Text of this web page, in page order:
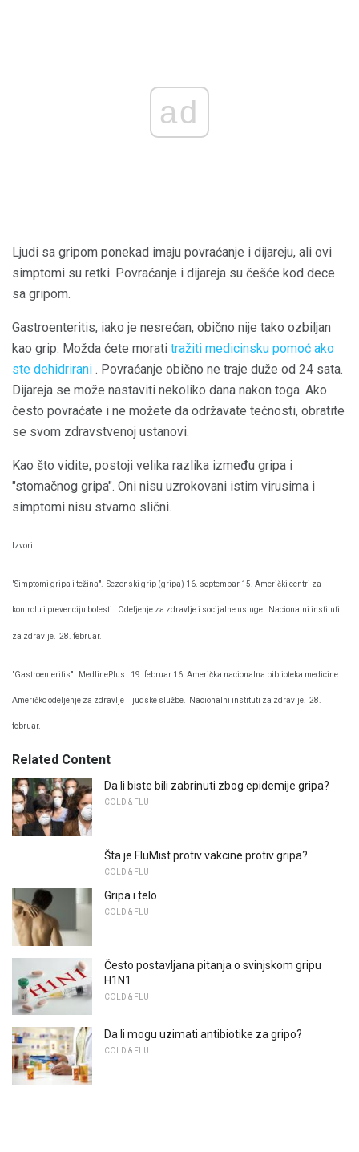
ad
Ljudi sa gripom ponekad imaju povraćanje i dijareju, ali ovi
simptomi su retki. Povraćanje i dijareja su češće kod dece
sa gripom.
Gastroenteritis, iako je nesrećan, obično nije tako ozbiljan
kao grip. Možda ćete morati tražiti medicinsku pomoć ako
ste dehidrirani . Povraćanje obično ne traje duže od 24 sata.
Dijareja se može nastaviti nekoliko dana nakon toga. Ako
često povraćate i ne možete da održavate tečnosti, obratite
se svom zdravstvenoj ustanovi.
Kao što vidite, postoji velika razlika između gripa i
"stomačnog gripa". Oni nisu uzrokovani istim virusima i
simptomi nisu stvarno slični.
Izvori:
"Simptomi gripa i težina". Sezonski grip (gripa) 16. septembar 15. Američki centri za
kontrolu i prevenciju bolesti. Odeljenje za zdravlje i socijalne usluge. Nacionalni instituti
za zdravlje. 28. februar.
"Gastroenteritis". MedlinePlus. 19. februar 16. Američka nacionalna biblioteka medicine.
Američko odeljenje za zdravlje i ljudske službe. Nacionalni instituti za zdravlje. 28.
februar.
Related Content
Da li biste bili zabrinuti zbog epidemije gripa?
COLD & FLU
Šta je FluMist protiv vakcine protiv gripa?
COLD & FLU
Gripa i telo
COLD & FLU
Često postavljana pitanja o svinjskom gripu
H1N1
COLD & FLU
Da li mogu uzimati antibiotike za gripo?
COLD & FLU